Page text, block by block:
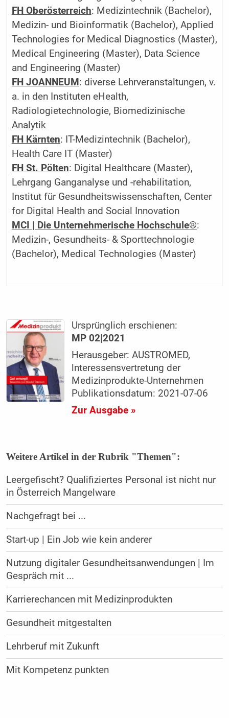
FH Oberösterreich: Medizintechnik (Bachelor),
Medizin- und Bioinformatik (Bachelor), Applied
Technologies for Medical Diagnostics (Master),
Medical Engineering (Master), Data Science
and Engineering (Master)
FH JOANNEUM : diverse Lehrveranstaltungen, v.
a. in den Instituten eHealth,
Radiologietechnologie, Biomedizinische
Analytik
FH Kärnten: IT-Medizintechnik (Bachelor),
Health Care IT (Master)
FH St. Pölten: Digital Healthcare (Master),
Lehrgang Ganganalyse und -rehabilitation,
Institut für Gesundheitswissenschaften, Center
for Digital Health and Social Innovation
MCI | Die Unternehmerische Hochschule®:
Medizin-, Gesundheits- & Sporttechnologie
(Bachelor), Medical Technologies (Master)
Ursprünglich erschienen:
MP 02|2021
Herausgeber: AUSTROMED,
lnteressensvertretung der
Medizinprodukte-Unternehmen
Publikationsdatum: 2021-07-06
Zur Ausgabe »
Weitere Artikel in der Rubrik "Themen":
Leergefischt? Qualifiziertes Personal ist nicht nur
in Österreich Mangelware
Nachgefragt bei ...
Start-up | Ein Job wie kein anderer
Nutzung digitaler Gesundheitsanwendungen | Im
Gespräch mit ...
Karrierechancen mit Medizinprodukten
Gesundheit mitgestalten
Lehrberuf mit Zukunft
Mit Kompetenz punkten